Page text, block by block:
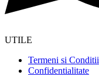
UTILE
Termeni si Conditii
Confidentialitate